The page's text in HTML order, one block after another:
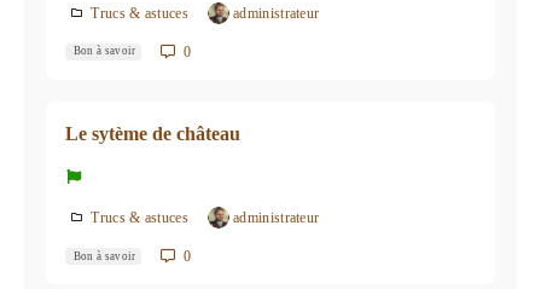
Trucs & astuces administrateur
Bon à savoir 0
Le sytème de château
Trucs & astuces administrateur
Bon à savoir 0